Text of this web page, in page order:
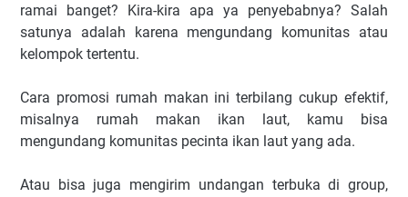
ramai banget? Kira-kira apa ya penyebabnya? Salah
satunya adalah karena mengundang komunitas atau
kelompok tertentu.
Cara promosi rumah makan ini terbilang cukup efektif,
misalnya rumah makan ikan laut, kamu bisa
mengundang komunitas pecinta ikan laut yang ada.
Atau bisa juga mengirim undangan terbuka di group,